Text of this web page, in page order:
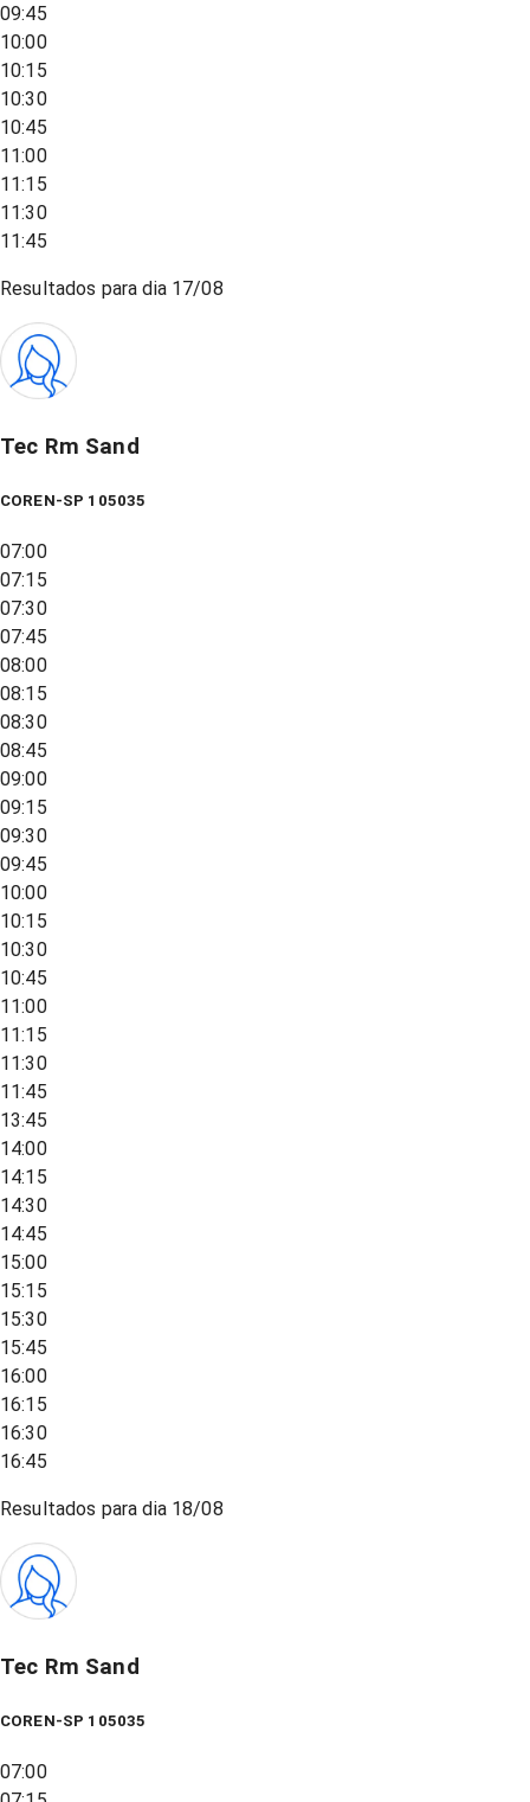
09:45
10:00
10:15
10:30
10:45
11:00
11:15
11:30
11:45
Resultados para dia 17/08
Tec Rm Sand
COREN-SP 105035
07:00
07:15
07:30
07:45
08:00
08:15
08:30
08:45
09:00
09:15
09:30
09:45
10:00
10:15
10:30
10:45
11:00
11:15
11:30
11:45
13:45
14:00
14:15
14:30
14:45
15:00
15:15
15:30
15:45
16:00
16:15
16:30
16:45
Resultados para dia 18/08
Tec Rm Sand
COREN-SP 105035
07:00